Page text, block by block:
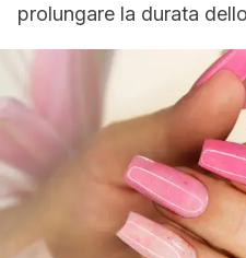
prolungare la durata